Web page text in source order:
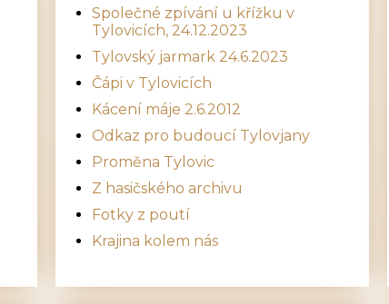
Společné zpívání u křížku v
Tylovicích, 24.12.2023
Tylovský jarmark 24.6.2023
Čápi v Tylovicích
Kácení máje 2.6.2012
Odkaz pro budoucí Tylovjany
Proměna Tylovic
Z hasičského archivu
Fotky z poutí
Krajina kolem nás